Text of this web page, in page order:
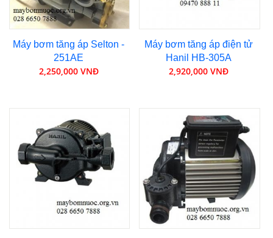
Máy bơm tăng áp Selton -
251AE
2,250,000 VNĐ
Máy bơm tăng áp điện tử
Hanil HB-305A
2,920,000 VNĐ